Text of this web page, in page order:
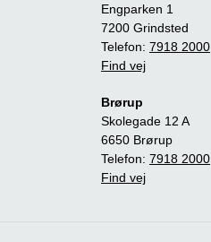
Engparken 1
7200 Grindsted
Telefon: 7918 2000
Find vej
Brørup
Skolegade 12 A
6650 Brørup
Telefon: 7918 2000
Find vej